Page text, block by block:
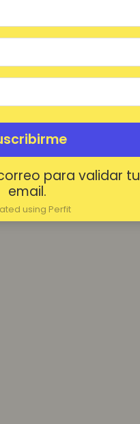
para validar tu
email.
using Perfit